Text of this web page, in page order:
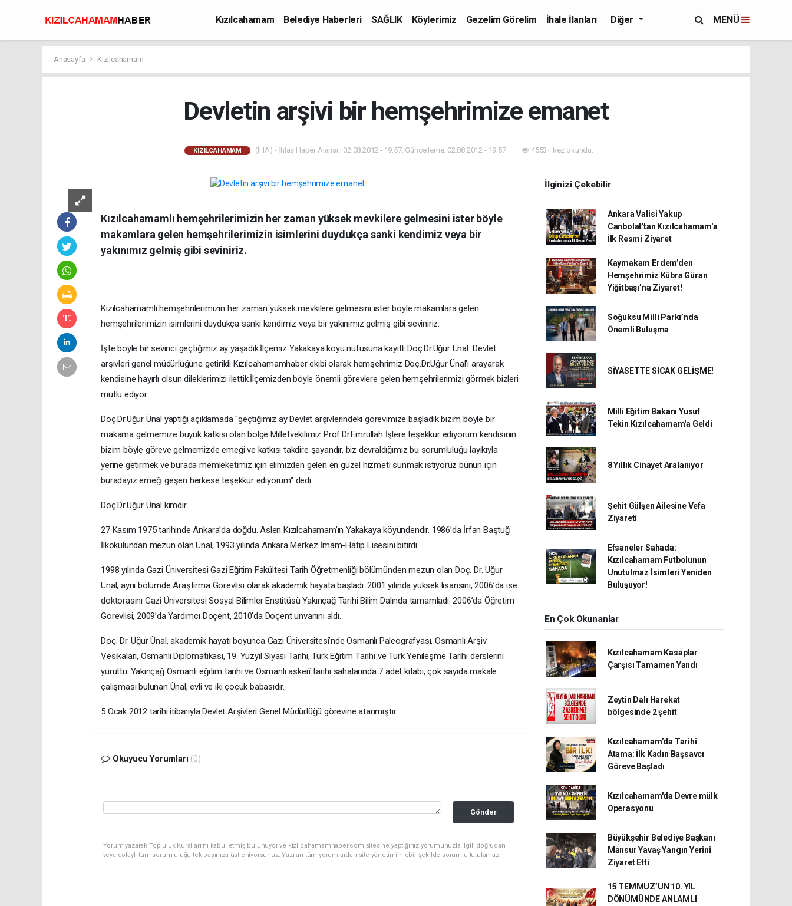
Kızılcahamam Belediye Haberleri SAĞLIK Köylerimiz Gezelim Görelim
İhale İlanları
Diğer MENÜ
Anasayfa Kızılcahamam
Devletin arşivi bir hemşehrimize emanet
KIZILCAHAMAM (İHA) - İhlas Haber Ajansı | 02.08.2012 - 19:57, Güncelleme: 02.08.2012 - 19:57 4553+ kez okundu.
Kızılcahamamlı hemşehrilerimizin her zaman yüksek mevkilere gelmesini ister böyle
makamlara gelen hemşehrilerimizin isimlerini duydukça sanki kendimiz veya bir
yakınımız gelmiş gibi seviniriz.
Kızılcahamamlı hemşehrilerimizin her zaman yüksek mevkilere gelmesini ister böyle makamlara gelen
hemşehrilerimizin isimlerini duydukça sanki kendimiz veya bir yakınımız gelmiş gibi seviniriz.
İşte böyle bir sevinci geçtiğimiz ay yaşadık.İlçemiz Yakakaya köyü nüfusuna kayıtlı Doç.Dr.Uğur Ünal Devlet
arşivleri genel müdürlüğüne getirildi Kızılcahamamhaber ekibi olarak hemşehrimiz Doç.Dr.Uğur Ünal'ı arayarak
kendisine hayırlı olsun dileklerimizi ilettik.İlçemizden böyle önemli görevlere gelen hemşehrilerimizi görmek bizleri
mutlu ediyor.
Doç.Dr.Uğur Ünal yaptığı açıklamada "geçtiğimiz ay Devlet arşivlerindeki görevimize başladık bizim böyle bir
makama gelmemize büyük katkısı olan bölge Milletvekilimiz Prof.Dr.Emrullah İşlere teşekkür ediyorum kendisinin
bizim böyle göreve gelmemizde emeği ve katkısı takdire şayandır, biz devraldığımız bu sorumluluğu layıkıyla
yerine getirmek ve burada memleketimiz için elimizden gelen en güzel hizmeti sunmak istiyoruz bunun için
buradayız emeği geşen herkese teşekkür ediyorum" dedi.
Doç.Dr.Uğur Ünal kimdir.
27 Kasım 1975 tarihinde Ankara’da doğdu. Aslen Kızılcahamam’ın Yakakaya köyündendir. 1986’da İrfan Baştuğ
İlkokulundan mezun olan Ünal, 1993 yılında Ankara Merkez İmam-Hatip Lisesini bitirdi.
1998 yılında Gazi Üniversitesi Gazi Eğitim Fakültesi Tarih Öğretmenliği bölümünden mezun olan Doç. Dr. Uğur
Ünal, aynı bölümde Araştırma Görevlisi olarak akademik hayata başladı. 2001 yılında yüksek lisansını, 2006’da ise
doktorasını Gazi Üniversitesi Sosyal Bilimler Enstitüsü Yakınçağ Tarihi Bilim Dalında tamamladı. 2006’da Öğretim
Görevlisi, 2009’da Yardımcı Doçent, 2010’da Doçent unvanını aldı.
Doç. Dr. Uğur Ünal, akademik hayatı boyunca Gazi Üniversitesi’nde Osmanlı Paleografyası, Osmanlı Arşiv
Vesikaları, Osmanlı Diplomatikası, 19. Yüzyıl Siyasi Tarihi, Türk Eğitim Tarihi ve Türk Yenileşme Tarihi derslerini
yürüttü. Yakınçağ Osmanlı eğitim tarihi ve Osmanlı askerî tarihi sahalarında 7 adet kitabı, çok sayıda makale
çalışması bulunan Ünal, evli ve iki çocuk babasıdır.
5 Ocak 2012 tarihi itibarıyla Devlet Arşivleri Genel Müdürlüğü görevine atanmıştır.
Okuyucu Yorumları (0)
Gönder
Yorum yazarak Topluluk Kuralları’nı kabul etmiş bulunuyor ve kizilcahamamhaber.com sitesine yaptığınız yorumunuzla ilgili doğrudan
veya dolaylı tüm sorumluluğu tek başınıza üstleniyorsunuz. Yazılan tüm yorumlardan site yönetimi hiçbir şekilde sorumlu tutulamaz.
İlginizi Çekebilir
Ankara Valisi Yakup
Canbolat'tan Kızılcahamam'a
İlk Resmi Ziyaret
Kaymakam Erdem’den
Hemşehrimiz Kübra Güran
Yiğitbaşı’na Ziyaret!
Soğuksu Milli Parkı’nda
Önemli Buluşma
SİYASETTE SICAK GELİŞME!
Milli Eğitim Bakanı Yusuf
Tekin Kızılcahamam'a Geldi
8 Yıllık Cinayet Aralanıyor
Şehit Gülşen Ailesine Vefa
Ziyareti
Efsaneler Sahada:
Kızılcahamam Futbolunun
Unutulmaz İsimleri Yeniden
Buluşuyor!
En Çok Okunanlar
Kızılcahamam Kasaplar
Çarşısı Tamamen Yandı
Zeytin Dalı Harekat
bölgesinde 2 şehit
Kızılcahamam’da Tarihi
Atama: İlk Kadın Başsavcı
Göreve Başladı
Kızılcahamam'da Devre mülk
Operasyonu
Büyükşehir Belediye Başkanı
Mansur Yavaş Yangın Yerini
Ziyaret Etti
15 TEMMUZ’UN 10. YIL
DÖNÜMÜNDE ANLAMLI